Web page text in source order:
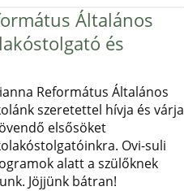
Általános
és
Református Általános
szeretettel hívja és várja
elsősöket
Ovi-suli
alatt a szülőknek
Jöjjünk bátran!